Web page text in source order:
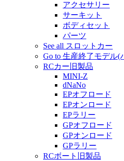
アクセサリー
サーキット
ボディセット
パーツ
See all スロットカー
Go to 生産終了モデル(
RCカー旧製品
MINI-Z
dNaNo
EPオフロード
EPオンロード
EPラリー
GPオフロード
GPオンロード
GPラリー
RCボート旧製品